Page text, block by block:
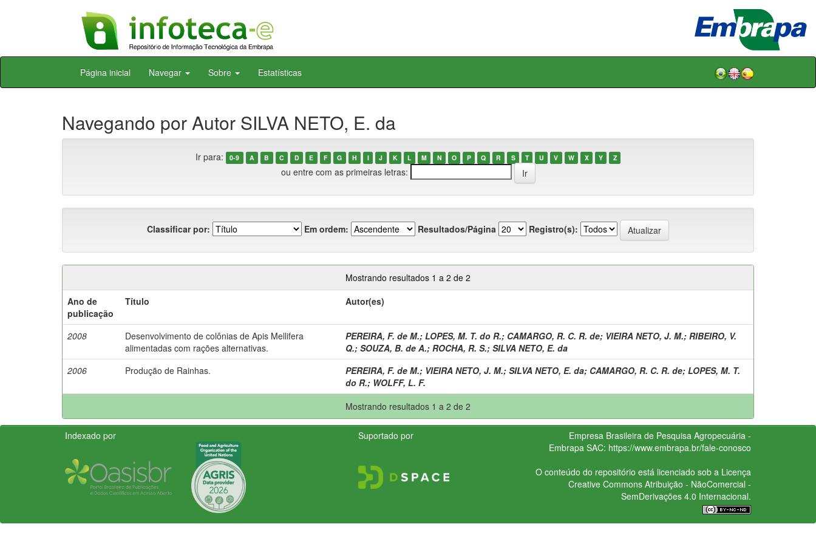
Skip
Página inicial Navegar Sobre Estatísticas
Navegando por Autor SILVA NETO, E. da
Ir para: 0-9 A B C D E F G H I J K L M N O P Q R S T U V W X Y Z
ou entre com as primeiras letras:
Classificar por: Em ordem: Resultados/Página Registro(s):
Mostrando resultados 1 a 2 de 2
Ano de
publicação
Título Autor(es)
2008
Desenvolvimento de colônias de Apis Mellifera
alimentadas com rações alternativas.
PEREIRA, F. de M.; LOPES, M. T. do R.; CAMARGO, R. C. R. de; VIEIRA NETO, J. M.; RIBEIRO, V.
Q.; SOUZA, B. de A.; ROCHA, R. S.; SILVA NETO, E. da
2006
Produção de Rainhas. PEREIRA, F. de M.; VIEIRA NETO, J. M.; SILVA NETO, E. da; CAMARGO, R. C. R. de; LOPES, M. T.
do R.; WOLFF, L. F.
Mostrando resultados 1 a 2 de 2
Indexado por Suportado por
Empresa Brasileira de Pesquisa Agropecuária -
Embrapa SAC: https://www.embrapa.br/fale-conosco
O conteúdo do repositório está licenciado sob a Licença
Creative CommonsAtribuição - NãoComercial -
SemDerivações 4.0 Internacional.